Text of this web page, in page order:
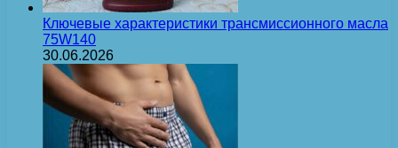
Ключевые характеристики трансмиссионного масла
75W140
30.06.2026